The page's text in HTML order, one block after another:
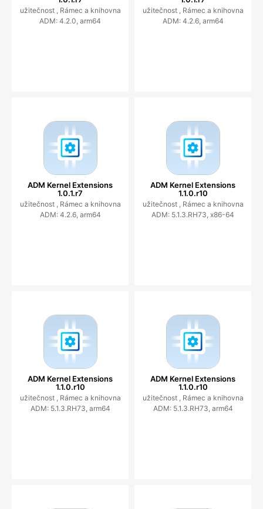
užitečnost , Rámec a knihovna
ADM: 4.2.0, arm64
užitečnost , Rámec a knihovna
ADM: 4.2.6, arm64
ADM Kernel Extensions
1.0.1.r7
užitečnost , Rámec a knihovna
ADM: 4.2.6, arm64
ADM Kernel Extensions
1.1.0.r10
užitečnost , Rámec a knihovna
ADM: 5.1.3.RH73, x86-64
ADM Kernel Extensions
1.1.0.r10
užitečnost , Rámec a knihovna
ADM: 5.1.3.RH73, arm64
ADM Kernel Extensions
1.1.0.r10
užitečnost , Rámec a knihovna
ADM: 5.1.3.RH73, arm64